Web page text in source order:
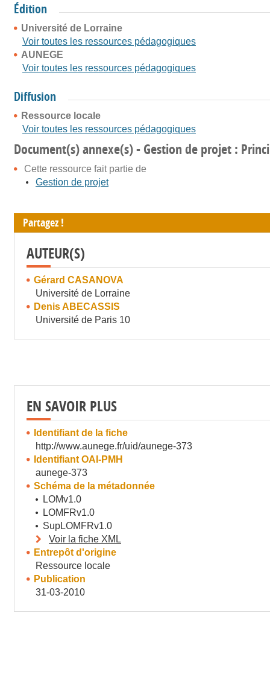
Édition
Université de Lorraine
Voir toutes les ressources pédagogiques
AUNEGE
Voir toutes les ressources pédagogiques
Diffusion
Ressource locale
Voir toutes les ressources pédagogiques
Document(s) annexe(s) - Gestion de projet :
Cette ressource fait partie de
Gestion de projet
Partagez !
AUTEUR(S)
Gérard CASANOVA
Université de Lorraine
Denis ABECASSIS
Université de Paris 10
EN SAVOIR PLUS
Identifiant de la fiche
http://www.aunege.fr/uid/aunege-373
Identifiant OAI-PMH
aunege-373
Schéma de la métadonnée
LOMv1.0
LOMFRv1.0
SupLOMFRv1.0
Voir la fiche XML
Entrepôt d'origine
Ressource locale
Publication
31-03-2010